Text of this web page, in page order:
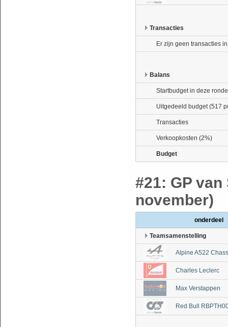
Transacties
Er zijn geen transacties
Balans
Startbudget in deze ronde
Uitgedeeld budget (517
Transacties
Verkoopkosten (2%)
Budget
#21: GP van
november)
onderdeel
Teamsamenstelling
Alpine A522
Charles Leclerc
Max Verstappen
Red Bull